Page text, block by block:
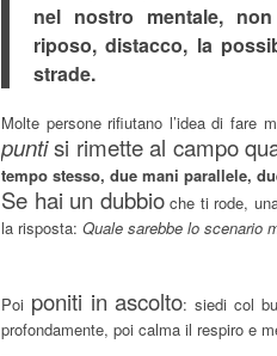
nel nostro mentale,
riposo, distacco, la
strade.
Molte persone rifiutano l’idea di fare
puntisi rimette al campo
tempo stesso, due mani parallele,
Se hai un dubbioche ti rode,
la risposta: Quale sarebbe lo scenario
Poi poniti in ascolto: siedi col
profondamente, poi calma il respiro e